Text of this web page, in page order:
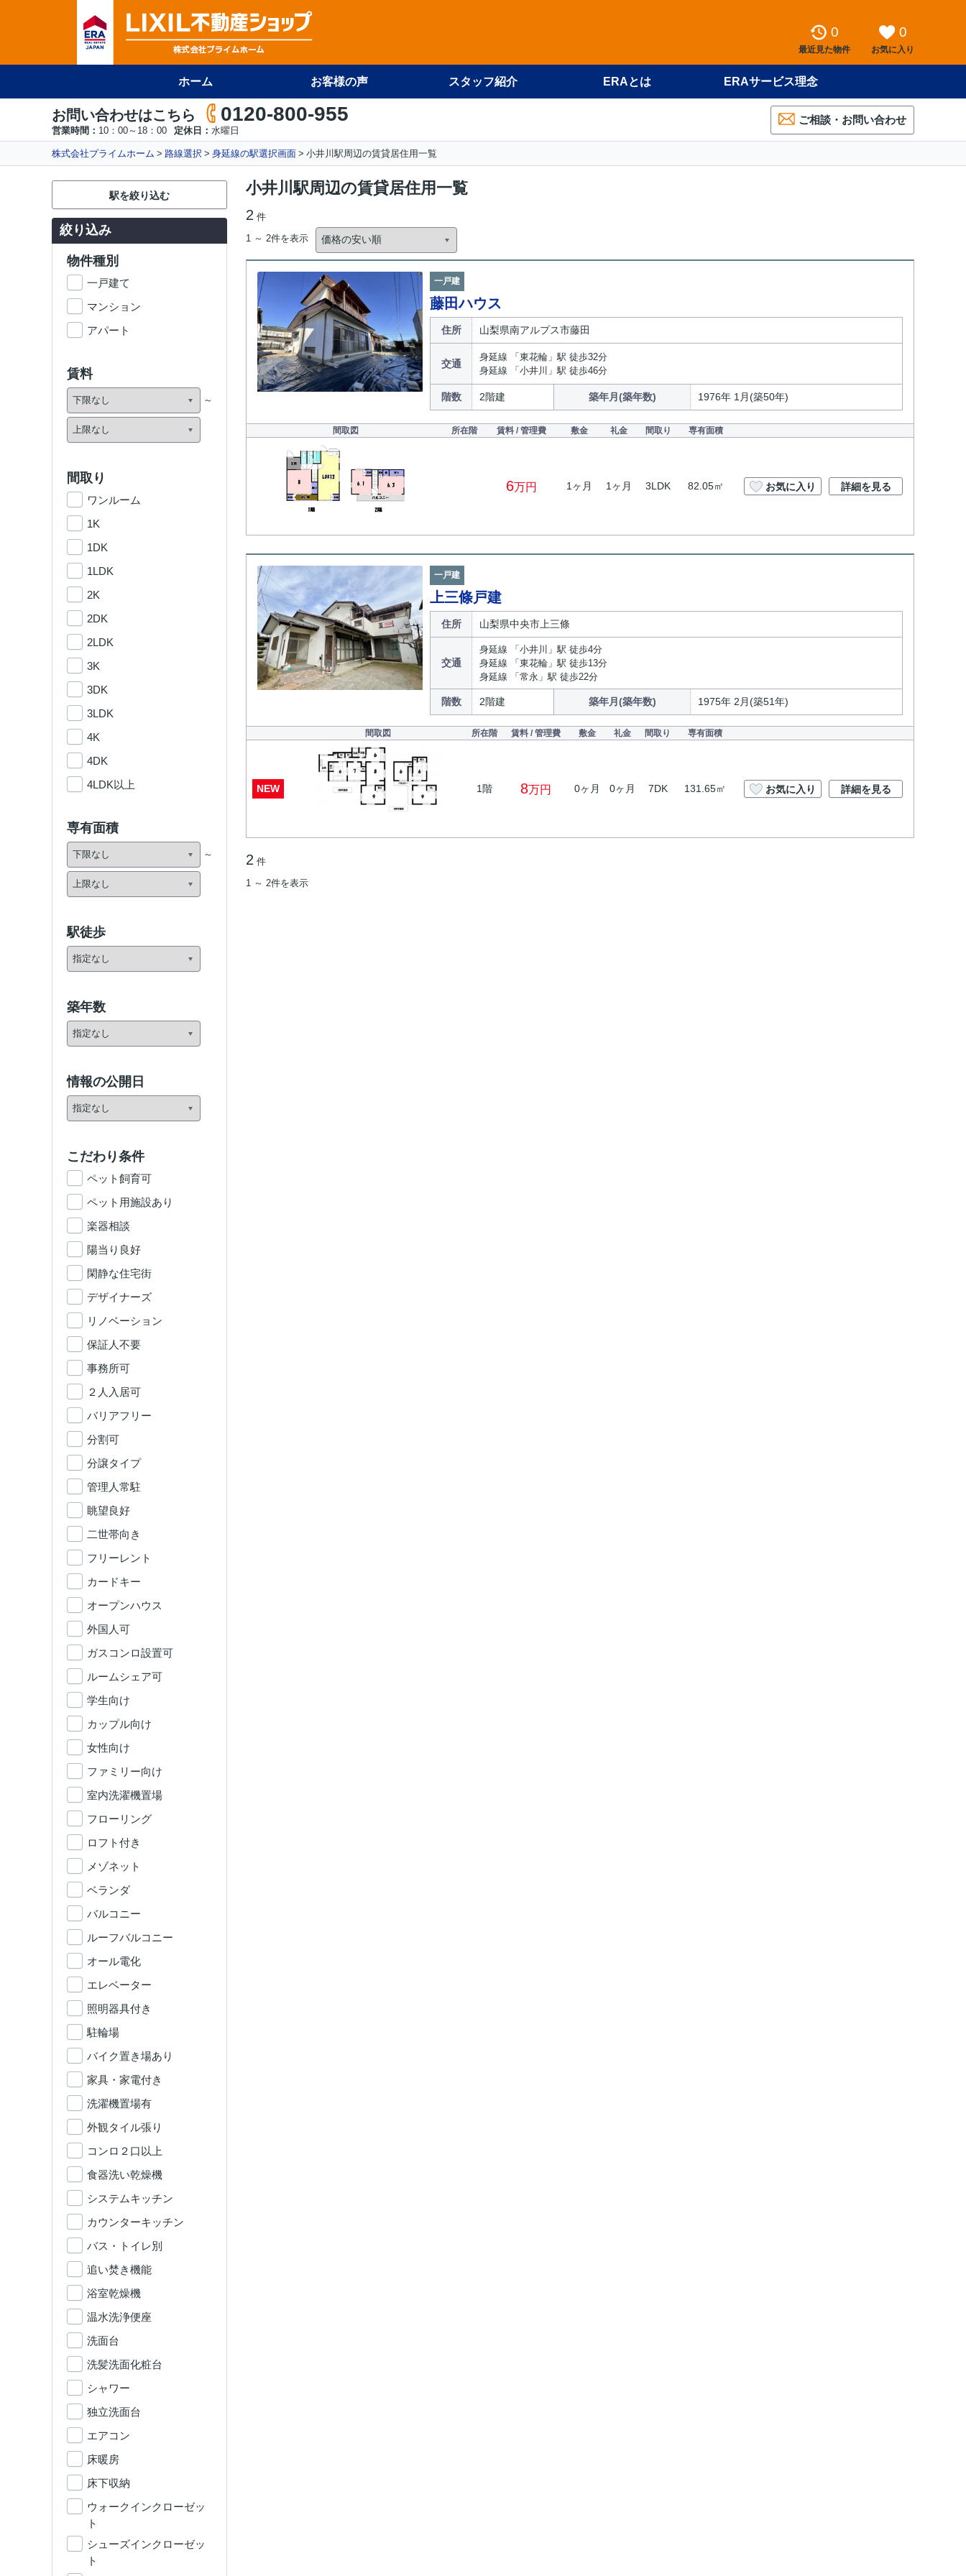
0
最近見た物件
0
お気に入り
ホーム お客様の声 スタッフ紹介 ERAとは ERAサービス理念
お問い合わせはこちら 0120-800-955
営業時間： 10：00～18：00 定休日： 水曜日
ご相談・お問い合わせ
株式会社プライムホーム 路線選択 身延線の駅選択画面 小井川駅周辺の賃貸居住用一覧
小井川駅周辺の賃貸居住用一覧
2 件
1 ～ 2件を表示
一戸建
藤田ハウス
住所 山梨県南アルプス市藤田
交通
身延線 「東花輪」駅 徒歩32分
身延線 「小井川」駅 徒歩46分
階数 2階建 築年月(築年数) 1976年 1月(築50年)
間取図 所在階 賃料 / 管理費 敷金 礼金 間取り 専有面積
6万円 1ヶ月 1ヶ月 3LDK 82.05㎡ お気に入り 詳細を見る
一戸建
上三條戸建
住所 山梨県中央市上三條
交通
身延線 「小井川」駅 徒歩4分
身延線 「東花輪」駅 徒歩13分
身延線 「常永」駅 徒歩22分
階数 2階建 築年月(築年数) 1975年 2月(築51年)
間取図 所在階 賃料 / 管理費 敷金 礼金 間取り 専有面積
NEW 1階 8万円 0ヶ月 0ヶ月 7DK 131.65㎡ お気に入り 詳細を見る
2 件
1 ～ 2件を表示
駅を絞り込む
絞り込み
物件種別
一戸建て
マンション
アパート
賃料
間取り
ワンルーム
1K
1DK
1LDK
2K
2DK
2LDK
3K
3DK
3LDK
4K
4DK
4LDK以上
専有面積
駅徒歩
築年数
情報の公開日
こだわり条件
ペット飼育可
ペット用施設あり
楽器相談
陽当り良好
閑静な住宅街
デザイナーズ
リノベーション
保証人不要
事務所可
２人入居可
バリアフリー
分割可
分譲タイプ
管理人常駐
眺望良好
二世帯向き
フリーレント
カードキー
オープンハウス
外国人可
ガスコンロ設置可
ルームシェア可
学生向け
カップル向け
女性向け
ファミリー向け
室内洗濯機置場
フローリング
ロフト付き
メゾネット
ベランダ
バルコニー
ルーフバルコニー
オール電化
エレベーター
照明器具付き
駐輪場
バイク置き場あり
家具・家電付き
洗濯機置場有
外観タイル張り
コンロ２口以上
食器洗い乾燥機
システムキッチン
カウンターキッチン
バス・トイレ別
追い焚き機能
浴室乾燥機
温水洗浄便座
洗面台
洗髪洗面化粧台
シャワー
独立洗面台
エアコン
床暖房
床下収納
ウォークインクローゼッ
ト
シューズインクローゼッ
ト